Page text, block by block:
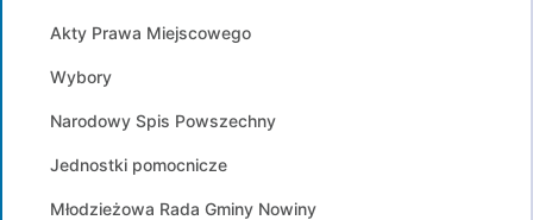
Akty Prawa Miejscowego
Wybory
Narodowy Spis Powszechny
Jednostki pomocnicze
Młodzieżowa Rada Gminy Nowiny